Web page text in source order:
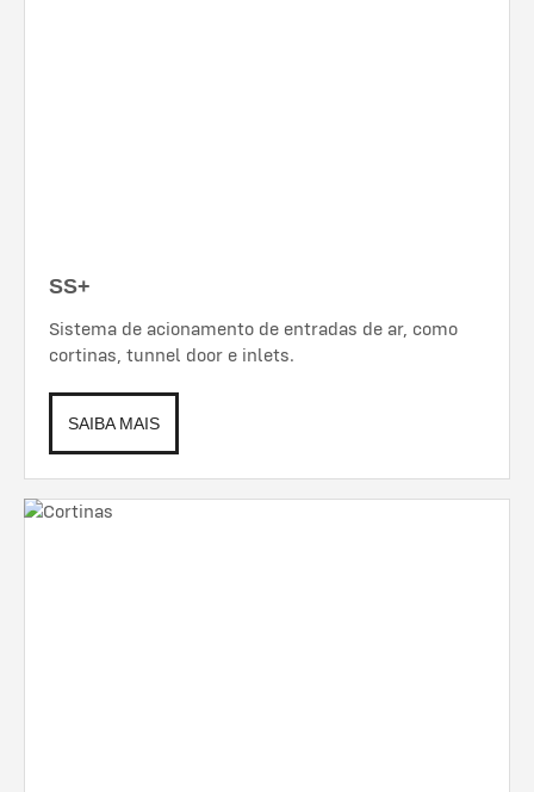
SS+
Sistema de acionamento de entradas de ar, como
cortinas, tunnel door e inlets.
SAIBA MAIS